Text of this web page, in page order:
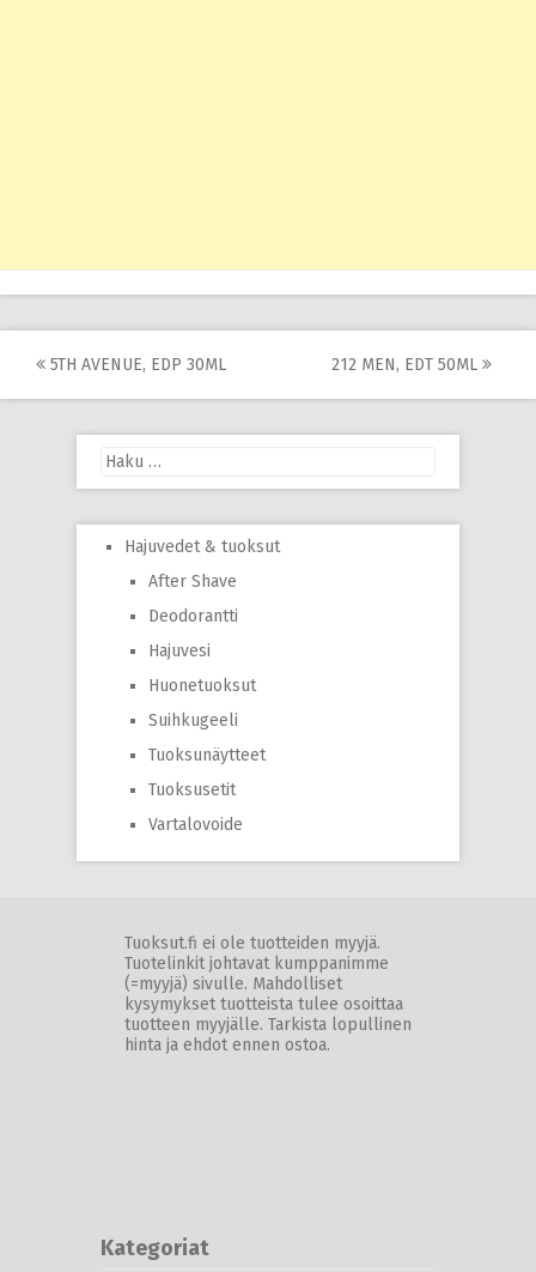
Post
navigation
5TH AVENUE, EDP 30ML 212 MEN, EDT 50ML
Haku:
Hajuvedet & tuoksut
After Shave
Deodorantti
Hajuvesi
Huonetuoksut
Suihkugeeli
Tuoksunäytteet
Tuoksusetit
Vartalovoide
Tuoksut.fi ei ole tuotteiden myyjä.
Tuotelinkit johtavat kumppanimme
(=myyjä) sivulle. Mahdolliset
kysymykset tuotteista tulee osoittaa
tuotteen myyjälle. Tarkista lopullinen
hinta ja ehdot ennen ostoa.
Kategoriat